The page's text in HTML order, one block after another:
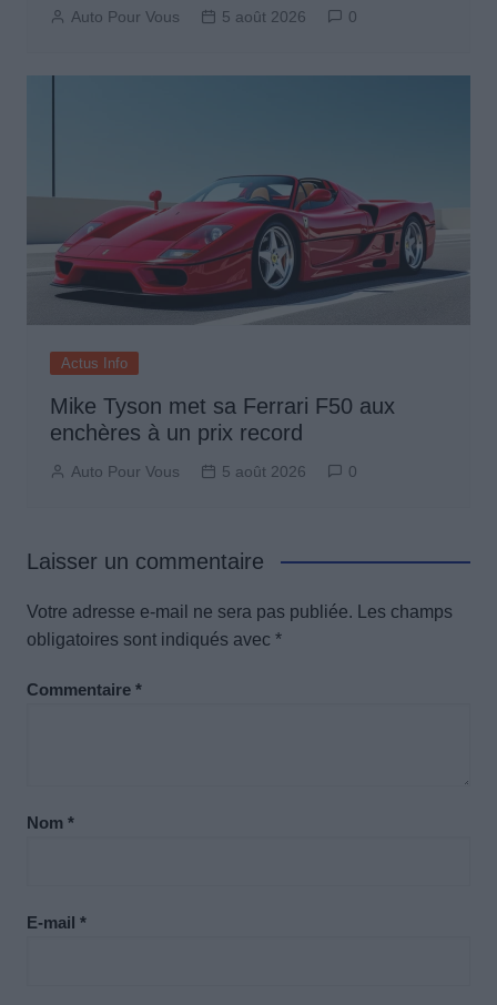
Auto Pour Vous 5 août 2026 0
Actus Info
Mike Tyson met sa Ferrari F50 aux
enchères à un prix record
Auto Pour Vous 5 août 2026 0
Laisser un commentaire
Votre adresse e-mail ne sera pas publiée.
Les champs
obligatoires sont indiqués avec *
Commentaire *
Nom *
E-mail *